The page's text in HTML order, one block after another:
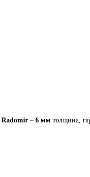
Radomir – 6 мм толщина,